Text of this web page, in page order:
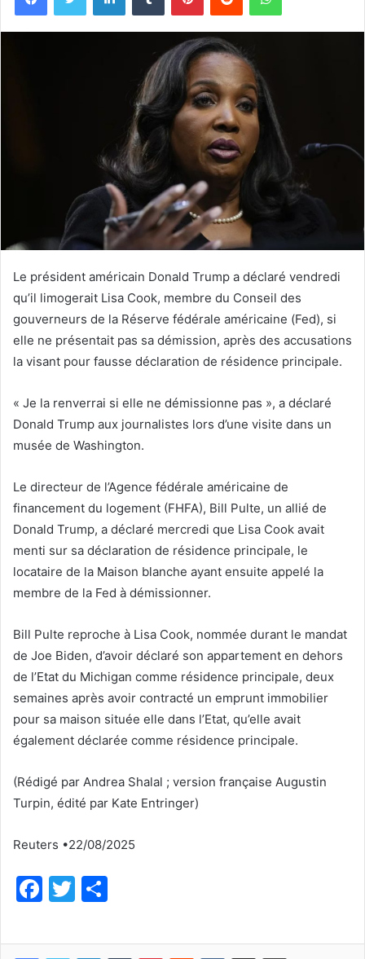
Le président américain Donald Trump a déclaré vendredi
qu’il limogerait Lisa Cook, membre du Conseil des
gouverneurs de la Réserve fédérale américaine (Fed), si
elle ne présentait pas sa démission, après des accusations
la visant pour fausse déclaration de résidence principale.
« Je la renverrai si elle ne démissionne pas », a déclaré
Donald Trump aux journalistes lors d’une visite dans un
musée de Washington.
Le directeur de l’Agence fédérale américaine de
financement du logement (FHFA), Bill Pulte, un allié de
Donald Trump, a déclaré mercredi que Lisa Cook avait
menti sur sa déclaration de résidence principale, le
locataire de la Maison blanche ayant ensuite appelé la
membre de la Fed à démissionner.
Bill Pulte reproche à Lisa Cook, nommée durant le mandat
de Joe Biden, d’avoir déclaré son appartement en dehors
de l’Etat du Michigan comme résidence principale, deux
semaines après avoir contracté un emprunt immobilier
pour sa maison située elle dans l’Etat, qu’elle avait
également déclarée comme résidence principale.
(Rédigé par Andrea Shalal ; version française Augustin
Turpin, édité par Kate Entringer)
Reuters •22/08/2025
F
c
T
itt ta